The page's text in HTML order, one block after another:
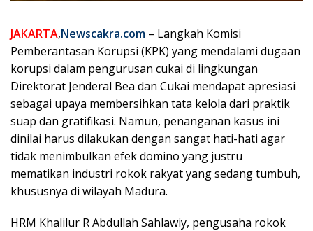
JAKARTA,Newscakra.com – Langkah Komisi
Pemberantasan Korupsi (KPK) yang mendalami dugaan
korupsi dalam pengurusan cukai di lingkungan
Direktorat Jenderal Bea dan Cukai mendapat apresiasi
sebagai upaya membersihkan tata kelola dari praktik
suap dan gratifikasi. Namun, penanganan kasus ini
dinilai harus dilakukan dengan sangat hati-hati agar
tidak menimbulkan efek domino yang justru
mematikan industri rokok rakyat yang sedang tumbuh,
khususnya di wilayah Madura.
HRM Khalilur R Abdullah Sahlawiy, pengusaha rokok